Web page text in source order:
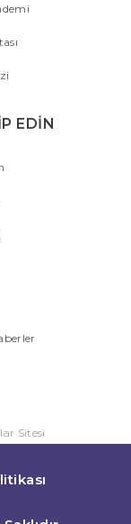
EDİN
Sitesi